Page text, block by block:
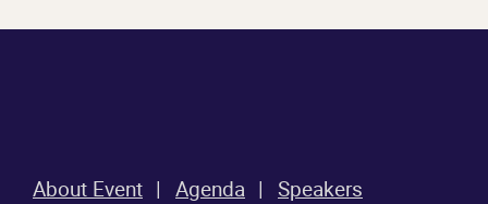
About Event Agenda Speakers